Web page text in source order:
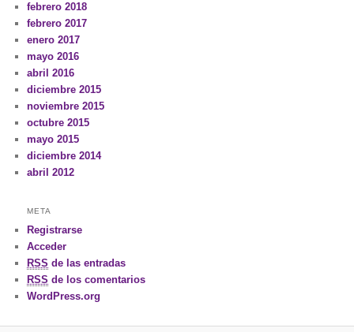
febrero 2018
febrero 2017
enero 2017
mayo 2016
abril 2016
diciembre 2015
noviembre 2015
octubre 2015
mayo 2015
diciembre 2014
abril 2012
META
Registrarse
Acceder
RSS de las entradas
RSS de los comentarios
WordPress.org